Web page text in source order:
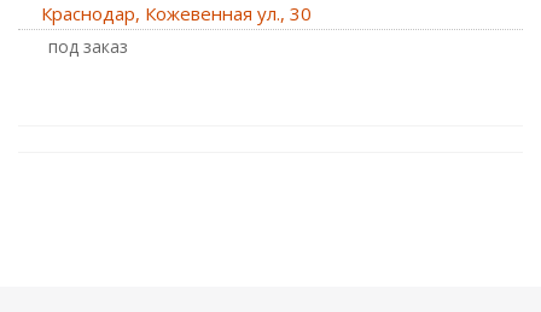
Краснодар, Кожевенная ул., 30
Под заказ